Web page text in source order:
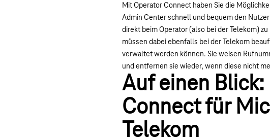
Mit Operator Connect haben Sie die
Admin Center schnell und bequem den
direkt beim Operator (also bei der Telekom)
müssen dabei ebenfalls bei der Telekom
verwaltet werden können. Sie weisen
und entfernen sie wieder, wenn diese nicht
Auf einen
Connect für
Telekom